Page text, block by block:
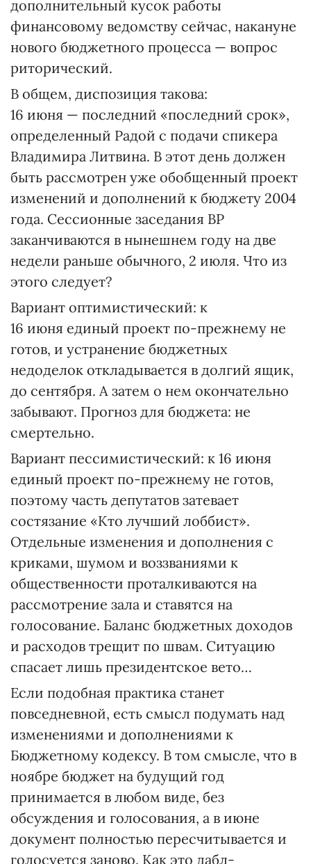
дополнительный кусок работы
финансовому ведомству сейчас, накануне
нового бюджетного процесса — вопрос
риторический.
В общем, диспозиция такова:
16 июня — последний «последний срок»,
определенный Радой с подачи спикера
Владимира Литвина. В этот день должен
быть рассмотрен уже обобщенный проект
изменений и дополнений к бюджету 2004
года. Сессионные заседания ВР
заканчиваются в нынешнем году на две
недели раньше обычного, 2 июля. Что из
этого следует?
Вариант оптимистический: к
16 июня единый проект по-прежнему не
готов, и устранение бюджетных
недоделок откладывается в долгий ящик,
до сентября. А затем о нем окончательно
забывают. Прогноз для бюджета: не
смертельно.
Вариант пессимистический: к 16 июня
единый проект по-прежнему не готов,
поэтому часть депутатов затевает
состязание «Кто лучший лоббист».
Отдельные изменения и дополнения с
криками, шумом и воззваниями к
общественности проталкиваются на
рассмотрение зала и ставятся на
голосование. Баланс бюджетных доходов
и расходов трещит по швам. Ситуацию
спасает лишь президентское вето…
Если подобная практика станет
повседневной, есть смысл подумать над
изменениями и дополнениями к
Бюджетному кодексу. В том смысле, что в
ноябре бюджет на будущий год
принимается в любом виде, без
обсуждения и голосования, а в июне
документ полностью пересчитывается и
голосуется заново. Как это дабл-